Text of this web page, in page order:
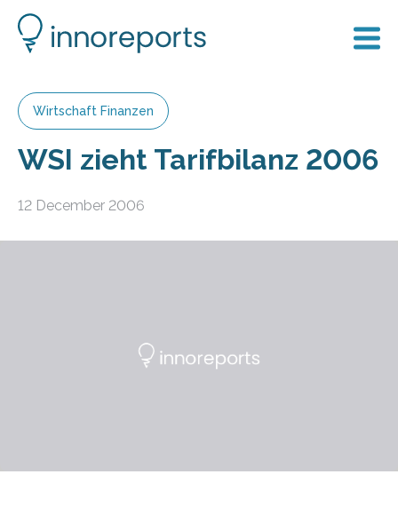
Wirtschaft Finanzen
WSI zieht Tarifbilanz 2006
12 December 2006